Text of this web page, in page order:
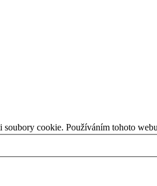
cookie. Používáním tohoto